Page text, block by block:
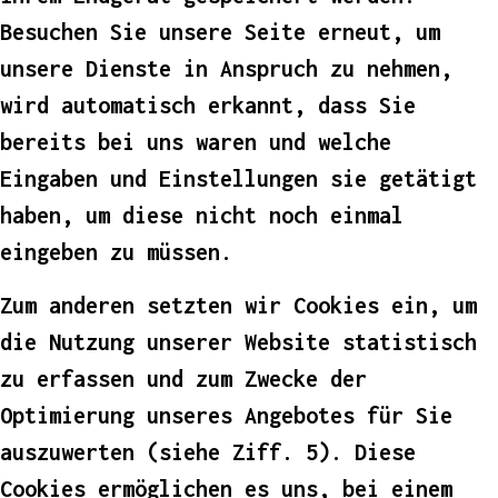
Besuchen Sie unsere Seite erneut, um
unsere Dienste in Anspruch zu nehmen,
wird automatisch erkannt, dass Sie
bereits bei uns waren und welche
Eingaben und Einstellungen sie getätigt
haben, um diese nicht noch einmal
eingeben zu müssen.
Zum anderen setzten wir Cookies ein, um
die Nutzung unserer Website statistisch
zu erfassen und zum Zwecke der
Optimierung unseres Angebotes für Sie
auszuwerten (siehe Ziff. 5). Diese
Cookies ermöglichen es uns, bei einem